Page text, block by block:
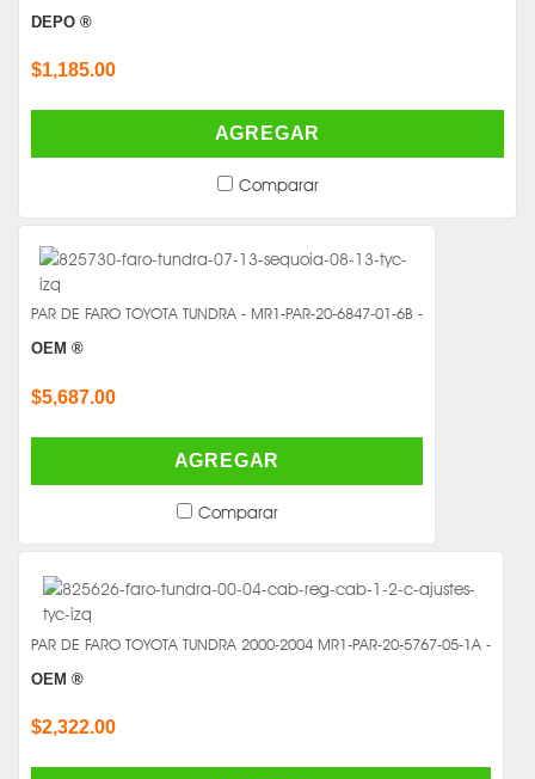
DEPO ®
$1,185.00
AGREGAR
Comparar
PAR DE FARO TOYOTA TUNDRA - MR1-PAR-20-6847-01-6B -
OEM ®
$5,687.00
AGREGAR
Comparar
PAR DE FARO TOYOTA TUNDRA 2000-2004 MR1-PAR-20-5767-05-1A -
OEM ®
$2,322.00